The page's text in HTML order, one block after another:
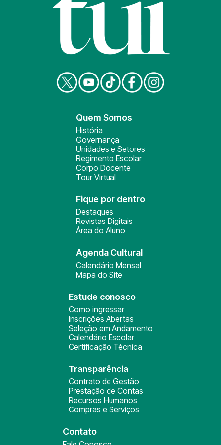
Quem Somos
História
Governança
Unidades e Setores
Regimento Escolar
Corpo Docente
Tour Virtual
Fique por dentro
Destaques
Revistas Digitais
Área do Aluno
Agenda Cultural
Calendário Mensal
Mapa do Site
Estude conosco
Como ingressar
Inscrições Abertas
Seleção em Andamento
Calendário Escolar
Certificação Técnica
Transparência
Contrato de Gestão
Prestação de Contas
Recursos Humanos
Compras e Serviços
Contato